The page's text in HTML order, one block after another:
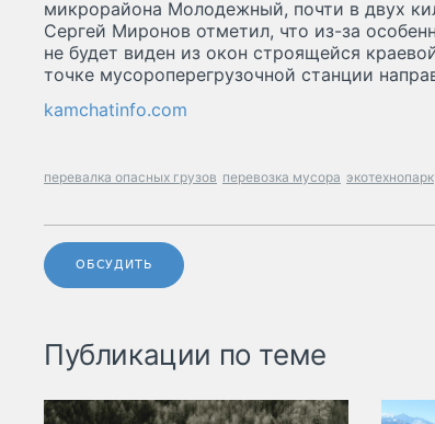
микрорайона Молодежный, почти в двух
Сергей Миронов отметил, что из-за
не будет виден из окон строящейся
точке мусороперегрузочной станции
kamchatinfo.com
перевалка опасных грузов перевозка мусора экотехнопарк
ОБСУДИТЬ
Публикации по теме